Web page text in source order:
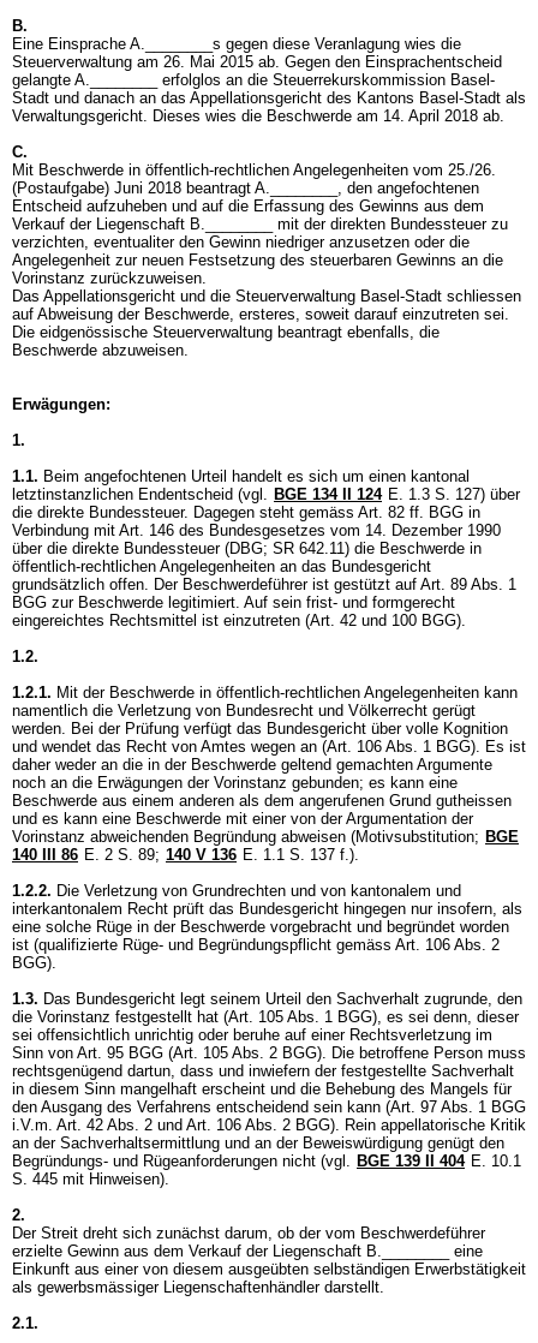
B.
Eine Einsprache A.________s gegen diese Veranlagung wies die
Steuerverwaltung am 26. Mai 2015 ab. Gegen den Einsprachentscheid
gelangte A.________ erfolglos an die Steuerrekurskommission Basel-
Stadt und danach an das Appellationsgericht des Kantons Basel-Stadt als
Verwaltungsgericht. Dieses wies die Beschwerde am 14. April 2018 ab.
C.
Mit Beschwerde in öffentlich-rechtlichen Angelegenheiten vom 25./26.
(Postaufgabe) Juni 2018 beantragt A.________, den angefochtenen
Entscheid aufzuheben und auf die Erfassung des Gewinns aus dem
Verkauf der Liegenschaft B.________ mit der direkten Bundessteuer zu
verzichten, eventualiter den Gewinn niedriger anzusetzen oder die
Angelegenheit zur neuen Festsetzung des steuerbaren Gewinns an die
Vorinstanz zurückzuweisen.
Das Appellationsgericht und die Steuerverwaltung Basel-Stadt schliessen
auf Abweisung der Beschwerde, ersteres, soweit darauf einzutreten sei.
Die eidgenössische Steuerverwaltung beantragt ebenfalls, die
Beschwerde abzuweisen.
Erwägungen:
1.
1.1. Beim angefochtenen Urteil handelt es sich um einen kantonal
letztinstanzlichen Endentscheid (vgl. BGE 134 II 124 E. 1.3 S. 127) über
die direkte Bundessteuer. Dagegen steht gemäss Art. 82 ff. BGG in
Verbindung mit Art. 146 des Bundesgesetzes vom 14. Dezember 1990
über die direkte Bundessteuer (DBG; SR 642.11) die Beschwerde in
öffentlich-rechtlichen Angelegenheiten an das Bundesgericht
grundsätzlich offen. Der Beschwerdeführer ist gestützt auf Art. 89 Abs. 1
BGG zur Beschwerde legitimiert. Auf sein frist- und formgerecht
eingereichtes Rechtsmittel ist einzutreten (Art. 42 und 100 BGG).
1.2.
1.2.1. Mit der Beschwerde in öffentlich-rechtlichen Angelegenheiten kann
namentlich die Verletzung von Bundesrecht und Völkerrecht gerügt
werden. Bei der Prüfung verfügt das Bundesgericht über volle Kognition
und wendet das Recht von Amtes wegen an (Art. 106 Abs. 1 BGG). Es ist
daher weder an die in der Beschwerde geltend gemachten Argumente
noch an die Erwägungen der Vorinstanz gebunden; es kann eine
Beschwerde aus einem anderen als dem angerufenen Grund gutheissen
und es kann eine Beschwerde mit einer von der Argumentation der
Vorinstanz abweichenden Begründung abweisen (Motivsubstitution; BGE
140 III 86 E. 2 S. 89; 140 V 136 E. 1.1 S. 137 f.).
1.2.2. Die Verletzung von Grundrechten und von kantonalem und
interkantonalem Recht prüft das Bundesgericht hingegen nur insofern, als
eine solche Rüge in der Beschwerde vorgebracht und begründet worden
ist (qualifizierte Rüge- und Begründungspflicht gemäss Art. 106 Abs. 2
BGG).
1.3. Das Bundesgericht legt seinem Urteil den Sachverhalt zugrunde, den
die Vorinstanz festgestellt hat (Art. 105 Abs. 1 BGG), es sei denn, dieser
sei offensichtlich unrichtig oder beruhe auf einer Rechtsverletzung im
Sinn von Art. 95 BGG (Art. 105 Abs. 2 BGG). Die betroffene Person muss
rechtsgenügend dartun, dass und inwiefern der festgestellte Sachverhalt
in diesem Sinn mangelhaft erscheint und die Behebung des Mangels für
den Ausgang des Verfahrens entscheidend sein kann (Art. 97 Abs. 1 BGG
i.V.m. Art. 42 Abs. 2 und Art. 106 Abs. 2 BGG). Rein appellatorische Kritik
an der Sachverhaltsermittlung und an der Beweiswürdigung genügt den
Begründungs- und Rügeanforderungen nicht (vgl. BGE 139 II 404 E. 10.1
S. 445 mit Hinweisen).
2.
Der Streit dreht sich zunächst darum, ob der vom Beschwerdeführer
erzielte Gewinn aus dem Verkauf der Liegenschaft B.________ eine
Einkunft aus einer von diesem ausgeübten selbständigen Erwerbstätigkeit
als gewerbsmässiger Liegenschaftenhändler darstellt.
2.1.